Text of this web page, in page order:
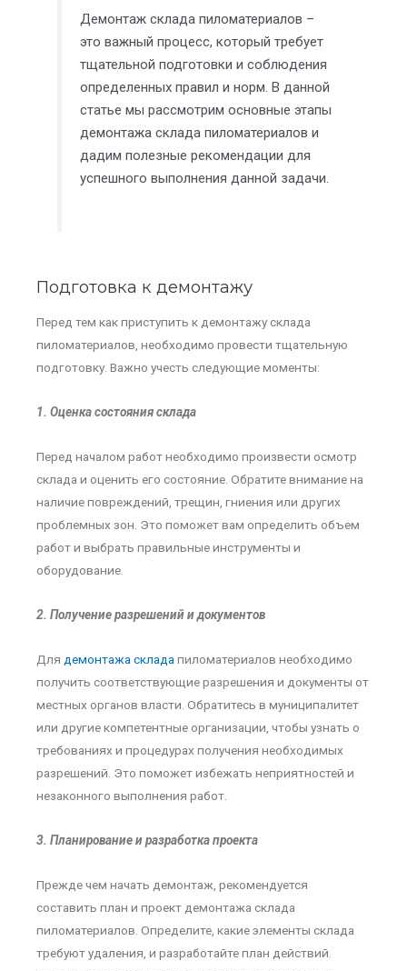
Демонтаж склада пиломатериалов –
это важный процесс, который требует
тщательной подготовки и соблюдения
определенных правил и норм. В данной
статье мы рассмотрим основные этапы
демонтажа склада пиломатериалов и
дадим полезные рекомендации для
успешного выполнения данной задачи.
Подготовка к демонтажу
Перед тем как приступить к демонтажу склада
пиломатериалов, необходимо провести тщательную
подготовку. Важно учесть следующие моменты:
1. Оценка состояния склада
Перед началом работ необходимо произвести осмотр
склада и оценить его состояние. Обратите внимание на
наличие повреждений, трещин, гниения или других
проблемных зон. Это поможет вам определить объем
работ и выбрать правильные инструменты и
оборудование.
2. Получение разрешений и документов
Для демонтажа склада пиломатериалов необходимо
получить соответствующие разрешения и документы от
местных органов власти. Обратитесь в муниципалитет
или другие компетентные организации, чтобы узнать о
требованиях и процедурах получения необходимых
разрешений. Это поможет избежать неприятностей и
незаконного выполнения работ.
3. Планирование и разработка проекта
Прежде чем начать демонтаж, рекомендуется
составить план и проект демонтажа склада
пиломатериалов. Определите, какие элементы склада
требуют удаления, и разработайте план действий.